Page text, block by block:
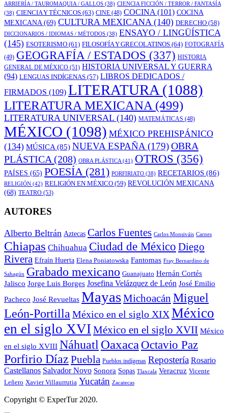
ARRIERÍA / TAUROMAQUIA / GALLOS (38) CIENCIA FICCIÓN / TERROR / FANTASÍA
(38) CIENCIA Y TÉCNICOS (63) CINE (48) COCINA (101) COCINA
MEXICANA (69) CULTURA MEXICANA (140) DERECHO (58)
DICCIONARIOS / IDIOMAS / MÉTODOS (38) ENSAYO / LINGÜÍSTICA
(145) ESOTERISMO (61) FILOSOFÍA Y GRECOLATINOS (64) FOTOGRAFÍA
(49) GEOGRAFÍA / ESTADOS (337) HISTORIA
GENERAL DE MÉXICO (51) HISTORIA UNIVERSAL Y GUERRA
(94) LENGUAS INDÍGENAS (57) LIBROS DEDICADOS /
FIRMADOS (109) LITERATURA (1088)
LITERATURA MEXICANA (499)
LITERATURA UNIVERSAL (140) MATEMÁTICAS (48)
MÉXICO (1098) MÉXICO PREHISPÁNICO
(134) MÚSICA (85) NUEVA ESPAÑA (179)OBRA
PLÁSTICA (208) OBRA PLÁSTICA (41) OTROS (356)
PAÍSES (65) POESÍA (281) PORFIRIATO (38) RECETARIOS (86)
RELIGIÓN (42) RELIGIÓN EN MÉXICO (59) REVOLUCIÓN MEXICANA
(68) TEATRO (53)
AUTORES
Alberto Beltrán Aztecas Carlos Fuentes Carlos Monsiváis Carnes
Chiapas Chihuahua Ciudad de México Diego
Rivera Efraín Huerta Elena Poniatowska Fantomas Fray Bernardino de
Sahagún Grabado mexicano Guanajuato Hernán Cortés
Jalisco Jorge Luis Borges Josefina Velázquez de León José Emilio
Pacheco José Revueltas MayasMichoacán Miguel
León-Portilla México en el siglo XIXMéxico
en el siglo XVI México en el siglo XVII México
en el siglo XVIII Náhuatl Oaxaca Octavio Paz
Porfirio Díaz Puebla Pueblos indígenas Repostería Rosario
Castellanos Salvador Novo Sonora Sopas Tlaxcala Veracruz Vicente
Leñero Xavier Villaurrutia Yucatán Zacatecas
Copyright © ExperTur 2020.